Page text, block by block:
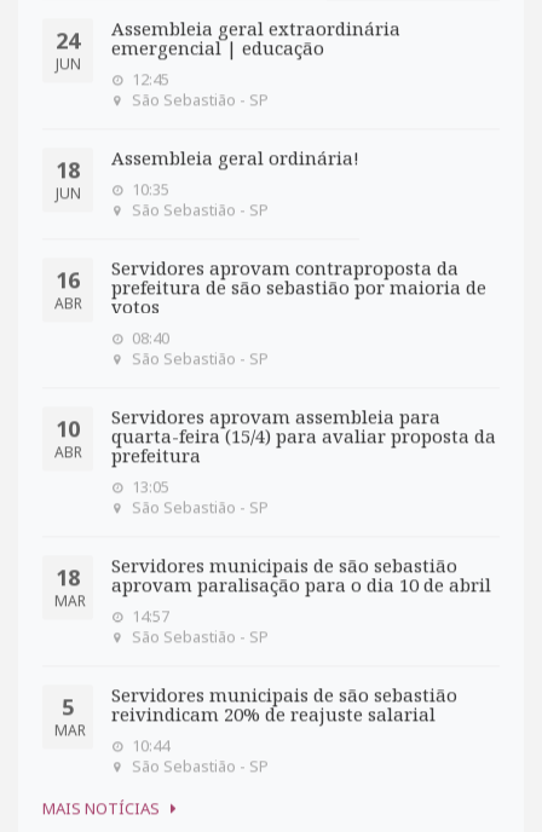
24
JUN
Assembleia geral extraordinária
emergencial | educação
12:45
São Sebastião - SP
18
JUN
Assembleia geral ordinária!
10:35
São Sebastião - SP
16
ABR
Servidores aprovam contraproposta da
prefeitura de são sebastião por maioria de
votos
08:40
São Sebastião - SP
10
ABR
Servidores aprovam assembleia para
quarta-feira (15/4) para avaliar proposta da
prefeitura
13:05
São Sebastião - SP
18
MAR
Servidores municipais de são sebastião
aprovam paralisação para o dia 10 de abril
14:57
São Sebastião - SP
5
MAR
Servidores municipais de são sebastião
reivindicam 20% de reajuste salarial
10:44
São Sebastião - SP
MAIS NOTÍCIAS